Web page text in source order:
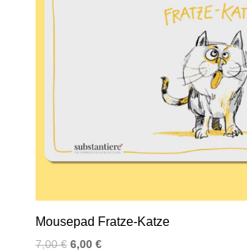
Mousepad Fratze-Katze
7,00€ 6,00 €